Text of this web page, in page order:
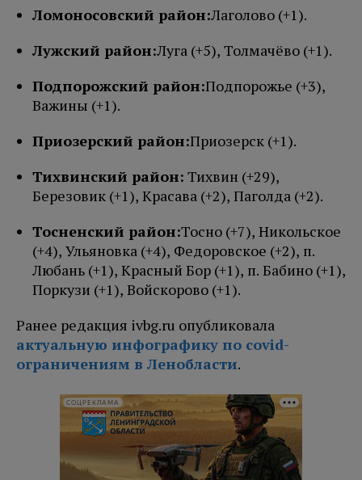
Ломоносовский район:Лаголово (+1).
Лужский район:Луга (+5), Толмачёво (+1).
Подпорожский район:Подпорожье (+3),
Важины (+1).
Приозерский район:Приозерск (+1).
Тихвинский район: Тихвин (+29),
Березовик (+1), Красава (+2), Паголда (+2).
Тосненский район:Тосно (+7), Никольское
(+4), Ульяновка (+4), Федоровское (+2), п.
Любань (+1), Красный Бор (+1), п. Бабино (+1),
Поркузи (+1), Войскорово (+1).
Ранее редакция ivbg.ru опубликовала
актуальную инфографику по covid-
ограничениям в Ленобласти.
СОЦРЕКЛАМА